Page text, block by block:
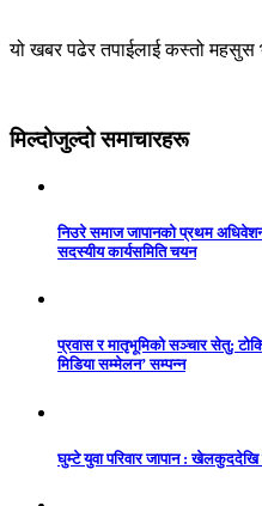
यो खबर पढेर तपाईलाई कस्तो महसुस
मिल्दोजुल्दो समाचारहरू
निउरे समाज जापानको प्रथम
सदस्यीय कार्यसमिति चयन
प्रवास र मातृभूमिको सञ्चार सेतु:
मिडिया सम्मेलन’ सम्पन्न
घुम्टे युवा परिवार जापान : खेलकुददेखि